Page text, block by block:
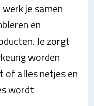
je samen
en
Je zorgt
worden
of alles netjes en
wordt